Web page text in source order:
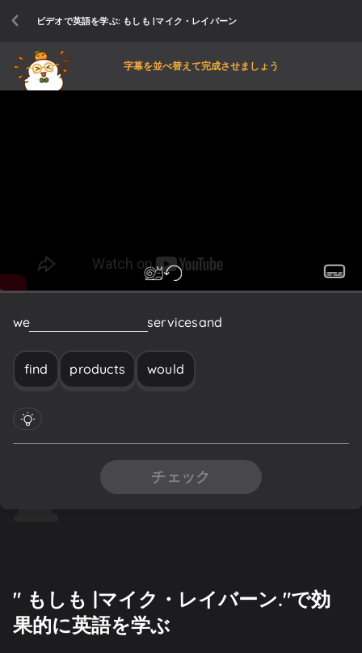
ビデオで英語を学ぶ: もしも |マイク・レイバーン
字幕を並べ替えて完成させましょう
we servicesand
find products would
チェック
" もしも |マイク・レイバーン."で効
果的に英語を学ぶ